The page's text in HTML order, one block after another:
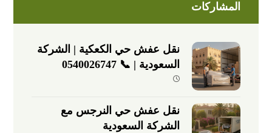
المشاركات
نقل عفش حي الكعكية | الشركة
السعودية | 📞 0540026747
نقل عفش حي النرجس مع
الشركة السعودية